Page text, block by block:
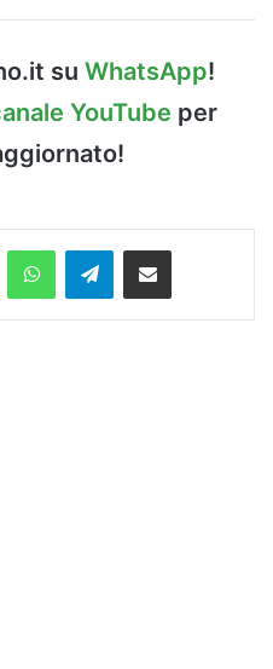
su WhatsApp!
YouTube per
WhatsAppTelegramCondividi via Email